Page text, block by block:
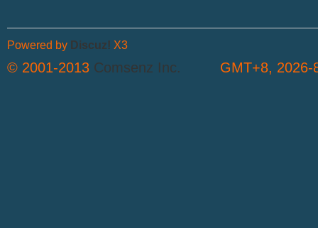
GMT+8, 2026-
Powered by Discuz! X3
© 2001-2013 Comsenz Inc.